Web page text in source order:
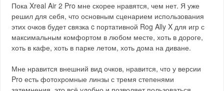
Пока Xreal Air 2 Pro мне скорее нравятся, чем нет. Я уже
решил для себя, что основным сценарием использования
этих очков будет связка c портативной Rog Ally X для игр с
максимальным комфортом в любом месте, хоть в дороге,
хоть в кафе, хоть в парке летом, хоть дома на диване.
Мне нравится внешний вид очков, нравится, что у версии
Pro есть фотохромные линзы с тремя степенями